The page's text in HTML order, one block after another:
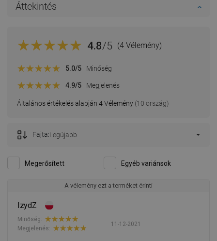
Áttekintés
4.8/5 (4 Vélemény)
Általános értékelés alapján 4 Vélemény (10 ország)
5.0/5 Minőség
4.9/5 Megjelenés
Megerősített Egyéb variánsok
Fajta:Legújabb
A vélemény ezt a terméket érinti
IzydZ
11-12-2021
Minőség:
Megjelenés: